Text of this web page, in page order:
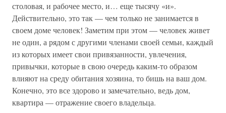
столовая, и рабочее место, и… еще тысячу «и».
Действительно, это так — чем только не занимается в
своем доме человек! Заметим при этом — человек живет
не один, а рядом с другими членами своей семьи, каждый
из которых имеет свои привязанности, увлечения,
привычки, которые в свою очередь каким-то образом
влияют на среду обитания хозяина, то бишь на ваш дом.
Конечно, это все здорово и замечательно, ведь дом,
квартира — отражение своего владельца.